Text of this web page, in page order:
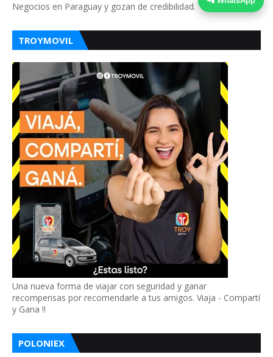
Negocios en Paraguay y gozan de credibilidad.
TROYMOVIL
Una nueva forma de viajar con seguridad y ganar
recompensas por recomendarle a tus amigos. Viaja - Compartí
y Gana !!
POLONIEX